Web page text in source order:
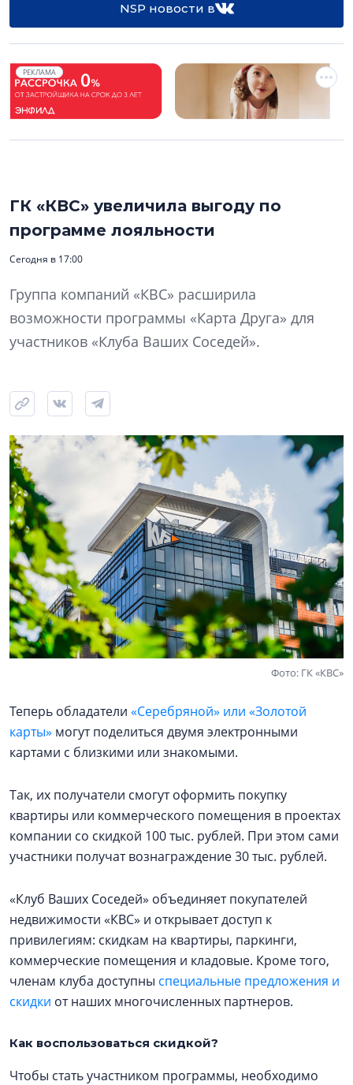
NSP новости в
РЕКЛАМА
ГК «КВС» увеличила выгоду по
программе лояльности
Сегодня в 17:00
Группа компаний «КВС» расширила
возможности программы «Карта Друга» для
участников «Клуба Ваших Соседей».
Фото: ГК «КВС»
Теперь обладатели «Серебряной» или «Золотой
карты» могут поделиться двумя электронными
картами с близкими или знакомыми.
Так, их получатели смогут оформить покупку
квартиры или коммерческого помещения в проектах
компании со скидкой 100 тыс. рублей. При этом сами
участники получат вознаграждение 30 тыс. рублей.
«Клуб Ваших Соседей» объединяет покупателей
недвижимости «КВС» и открывает доступ к
привилегиям: скидкам на квартиры, паркинги,
коммерческие помещения и кладовые. Кроме того,
членам клуба доступны специальные предложения и
скидки от наших многочисленных партнеров.
Как воспользоваться скидкой?
Чтобы стать участником программы, необходимо